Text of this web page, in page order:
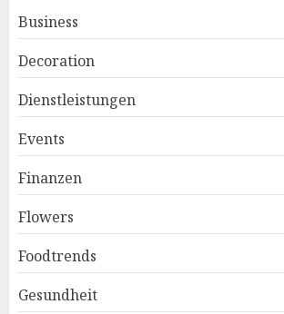
Business
Decoration
Dienstleistungen
Events
Finanzen
Flowers
Foodtrends
Gesundheit